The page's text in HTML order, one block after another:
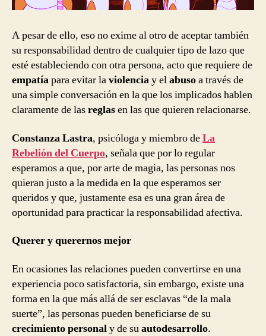
A pesar de ello, eso no exime al otro de aceptar también
su responsabilidad dentro de cualquier tipo de lazo que
esté estableciendo con otra persona, acto que requiere de
empatíapara evitar laviolenciay elabusoa través de
una simple conversación en la que los implicados hablen
claramente de lasreglasen las que quieren relacionarse.
Constanza Lastra, psicóloga y miembro deLa
Rebelión del Cuerpo, señala que por lo regular
esperamos a que, por arte de magia, las personas nos
quieran justo a la medida en la que esperamos ser
queridos y que, justamente esa es una gran área de
oportunidad para practicar la responsabilidad afectiva.
Querer y querernos mejor
En ocasiones las relaciones pueden convertirse en una
experiencia poco satisfactoria, sin embargo, existe una
forma en la que más allá de ser esclavas “de la mala
suerte”, las personas pueden beneficiarse de su
crecimiento personaly de suautodesarrollo.